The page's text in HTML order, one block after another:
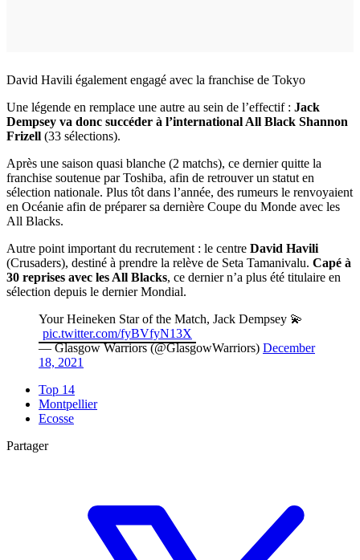
David Havili également engagé avec la franchise de Tokyo
Une légende en remplace une autre au sein de l’effectif : Jack
Dempsey va donc succéder à l’international All Black Shannon
Frizell (33 sélections).
Après une saison quasi blanche (2 matchs), ce dernier quitte la
franchise soutenue par Toshiba, afin de retrouver un statut en
sélection nationale. Plus tôt dans l’année, des rumeurs le renvoyaient
en Océanie afin de préparer sa dernière Coupe du Monde avec les
All Blacks.
Autre point important du recrutement : le centre David Havili
(Crusaders), destiné à prendre la relève de Seta Tamanivalu. Capé à
30 reprises avec les All Blacks, ce dernier n’a plus été titulaire en
sélection depuis le dernier Mondial.
Your Heineken Star of the Match, Jack Dempsey 💫
pic.twitter.com/fyBVfyN13X
— Glasgow Warriors (@GlasgowWarriors) December
18, 2021
Top 14
Montpellier
Ecosse
Partager